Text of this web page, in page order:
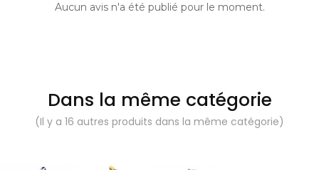
Aucun avis n'a été publié pour le moment.
Dans la même catégorie
(Il y a 16 autres produits dans la même catégorie)